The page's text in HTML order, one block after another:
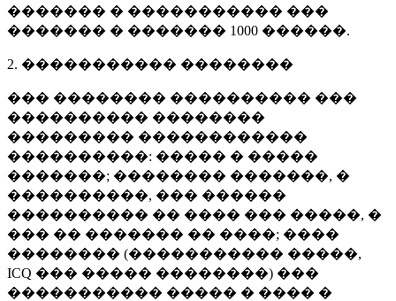
������� � ����������� ���
������� � ������� 1000 ������.
2. ����������� ��������
��� �������� ���������� ���
���������� ��������
��������� ������������
����������: ����� � �����
�������; �������� �������, �
����������, ��� ������
���������� �� ���� ��� �����, �
��� �� ������� �� ����; ����
�������� (����������� �����,
ICQ ��� ����� ��������) ���
����������� ����� � ���� �